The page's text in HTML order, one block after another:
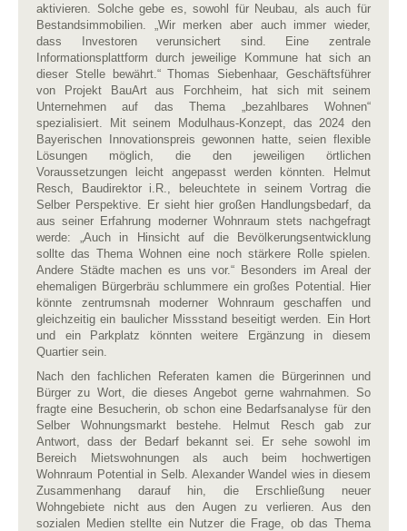
aktivieren. Solche gebe es, sowohl für Neubau, als auch für
Bestandsimmobilien. „Wir merken aber auch immer wieder,
dass Investoren verunsichert sind. Eine zentrale
Informationsplattform durch jeweilige Kommune hat sich an
dieser Stelle bewährt.“ Thomas Siebenhaar, Geschäftsführer
von Projekt BauArt aus Forchheim, hat sich mit seinem
Unternehmen auf das Thema „bezahlbares Wohnen“
spezialisiert. Mit seinem Modulhaus-Konzept, das 2024 den
Bayerischen Innovationspreis gewonnen hatte, seien flexible
Lösungen möglich, die den jeweiligen örtlichen
Voraussetzungen leicht angepasst werden könnten. Helmut
Resch, Baudirektor i.R., beleuchtete in seinem Vortrag die
Selber Perspektive. Er sieht hier großen Handlungsbedarf, da
aus seiner Erfahrung moderner Wohnraum stets nachgefragt
werde: „Auch in Hinsicht auf die Bevölkerungsentwicklung
sollte das Thema Wohnen eine noch stärkere Rolle spielen.
Andere Städte machen es uns vor.“ Besonders im Areal der
ehemaligen Bürgerbräu schlummere ein großes Potential. Hier
könnte zentrumsnah moderner Wohnraum geschaffen und
gleichzeitig ein baulicher Missstand beseitigt werden. Ein Hort
und ein Parkplatz könnten weitere Ergänzung in diesem
Quartier sein.
Nach den fachlichen Referaten kamen die Bürgerinnen und
Bürger zu Wort, die dieses Angebot gerne wahrnahmen. So
fragte eine Besucherin, ob schon eine Bedarfsanalyse für den
Selber Wohnungsmarkt bestehe. Helmut Resch gab zur
Antwort, dass der Bedarf bekannt sei. Er sehe sowohl im
Bereich Mietswohnungen als auch beim hochwertigen
Wohnraum Potential in Selb. Alexander Wandel wies in diesem
Zusammenhang darauf hin, die Erschließung neuer
Wohngebiete nicht aus den Augen zu verlieren. Aus den
sozialen Medien stellte ein Nutzer die Frage, ob das Thema